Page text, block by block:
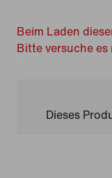
Beim Laden
Bitte versuche es
Dieses